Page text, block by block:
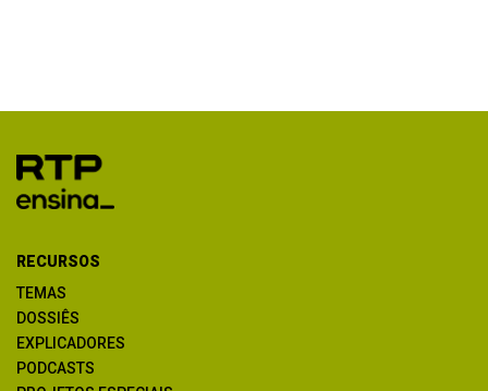
RECURSOS
TEMAS
DOSSIÊS
EXPLICADORES
PODCASTS